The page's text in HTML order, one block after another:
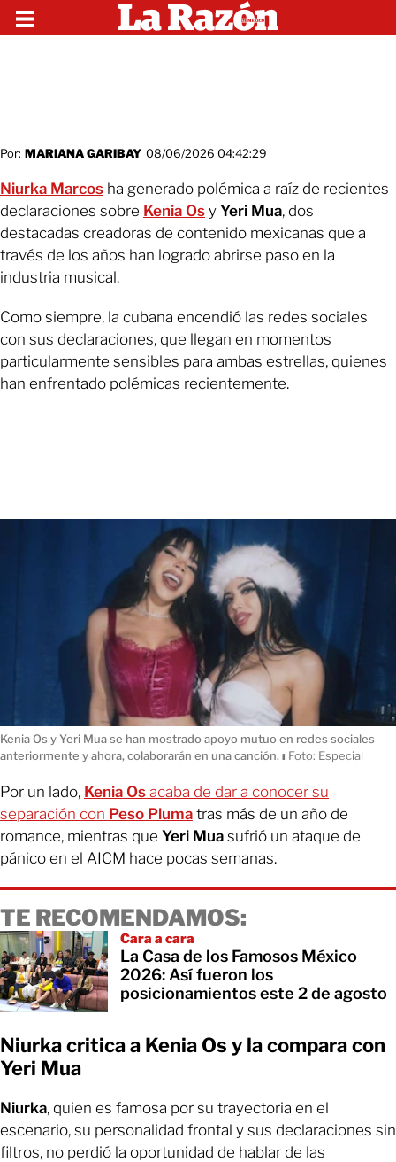
Por: MARIANA GARIBAY 08/06/2026 04:42:29
Niurka Marcos ha generado polémica a raíz de recientes
declaraciones sobre Kenia Os y Yeri Mua, dos
destacadas creadoras de contenido mexicanas que a
través de los años han logrado abrirse paso en la
industria musical.
Como siempre, la cubana encendió las redes sociales
con sus declaraciones, que llegan en momentos
particularmente sensibles para ambas estrellas, quienes
han enfrentado polémicas recientemente.
Kenia Os y Yeri Mua se han mostrado apoyo mutuo en redes sociales
anteriormente y ahora, colaborarán en una canción. ı Foto: Especial
Por un lado, Kenia Os acaba de dar a conocer su
separación con Peso Pluma tras más de un año de
romance, mientras que Yeri Mua sufrió un ataque de
pánico en el AICM hace pocas semanas.
TE RECOMENDAMOS:
Cara a cara
La Casa de los Famosos México
2026: Así fueron los
posicionamientos este 2 de agosto
Niurka critica a Kenia Os y la compara con
Yeri Mua
Niurka, quien es famosa por su trayectoria en el
escenario, su personalidad frontal y sus declaraciones sin
filtros, no perdió la oportunidad de hablar de las